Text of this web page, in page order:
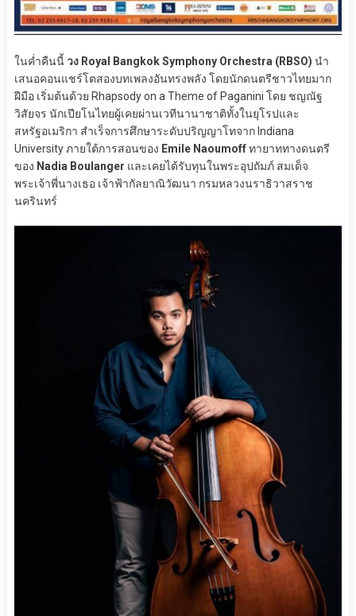
ในค่ำคืนนี้วง Royal Bangkok Symphony Orchestra (RBSO) นำ
เสนอคอนแชร์โตสองบทเพลงอันทรงพลัง โดยนักดนตรีชาวไทยมาก
ฝีมือ เริ่มต้นด้วย Rhapsody on a Theme of Paganini โดย ชญณัฐ
วิสัยจร นักเปียโนไทยผู้เคยผ่านเวทีนานาชาติทั้งในยุโรปและ
สหรัฐอเมริกา สำเร็จการศึกษาระดับปริญญาโทจาก Indiana
University ภายใต้การสอนของ Emile Naoumoffทายาททางดนตรี
ของ Nadia Boulanger และเคยได้รับทุนในพระอุปถัมภ์ สมเด็จ
พระเจ้าพี่นางเธอ เจ้าฟ้ากัลยาณิวัฒนา กรมหลวงนราธิวาสราช
นครินทร์